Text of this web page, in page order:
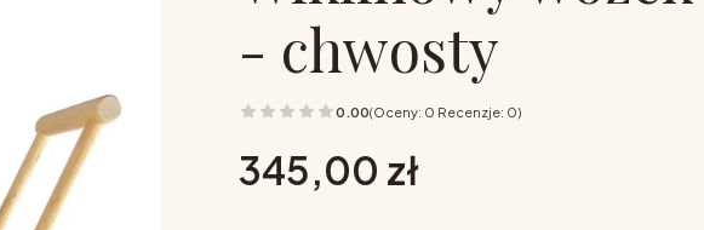
- chwosty
0.00(Oceny: 0 Recenzje: 0)
Cena
345,00 zł